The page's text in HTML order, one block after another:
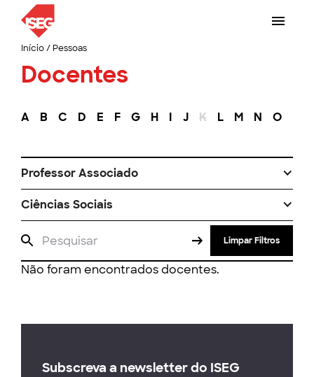
Início/ Pessoas
Docentes
A B C D E F G H I J K L M N O
Professor Associado
Ciências Sociais
Limpar Filtros
Não foram encontrados docentes.
Subscreva a newsletter do ISEG